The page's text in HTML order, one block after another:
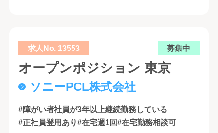
求人No. 13553 募集中
オープンポジション 東京
ソニーPCL株式会社
#障がい者社員が3年以上継続勤務している
#正社員登用あり#在宅週1回#在宅勤務相談可